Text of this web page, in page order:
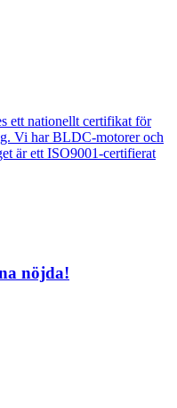
ett nationellt certifikat för
Vi har BLDC-motorer och
är ett ISO9001-certifierat
nöjda!